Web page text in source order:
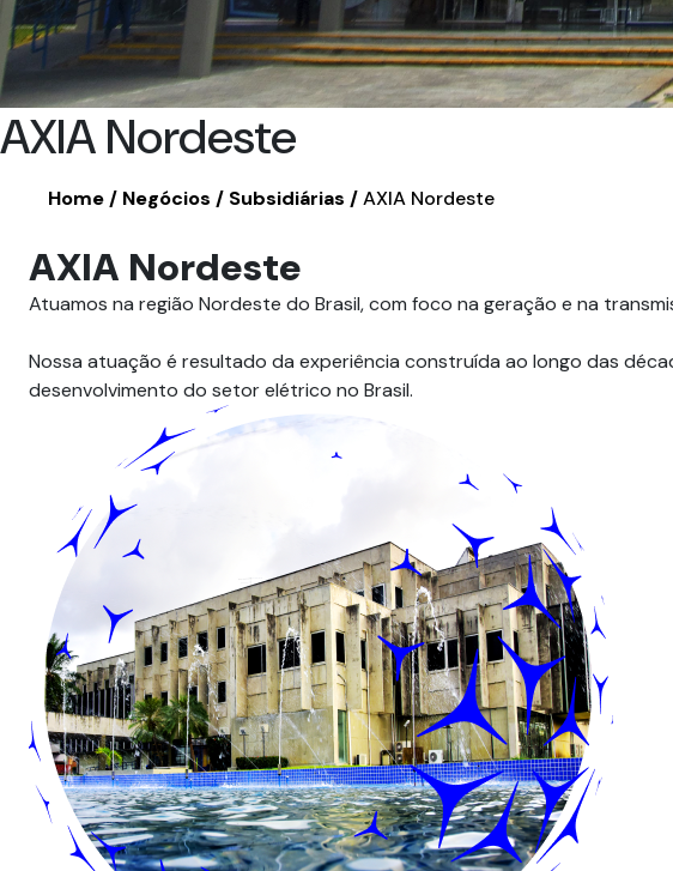
Fundos
AXIA Nordeste
Home Negócios Subsidiárias AXIA Nordeste
AXIA Nordeste
Atuamos na região Nordeste do Brasil, com foco na geração e na
Nossa atuação é resultado da experiência construída ao longo das
desenvolvimento do setor elétrico no Brasil.